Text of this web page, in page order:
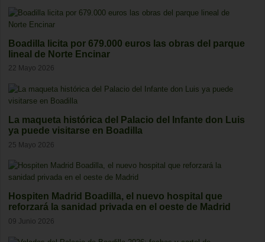
Boadilla licita por 679.000 euros las obras del parque
lineal de Norte Encinar
22 Mayo 2026
La maqueta histórica del Palacio del Infante don Luis
ya puede visitarse en Boadilla
25 Mayo 2026
Hospiten Madrid Boadilla, el nuevo hospital que
reforzará la sanidad privada en el oeste de Madrid
09 Junio 2026